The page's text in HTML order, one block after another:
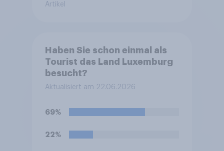
Artikel
Haben Sie schon einmal als
Tourist das Land Luxemburg
besucht?
Aktualisiert am 22.06.2026
69%
22%